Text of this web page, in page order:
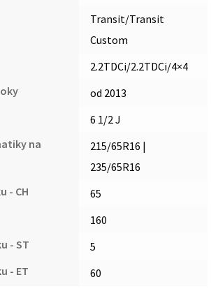
Transit/Transit
Custom
2.2TDCi/2.2TDCi/4×4
od 2013
6 1/2 J
na
215/65R16 |
235/65R16
- CH
65
160
- ST
5
- ET
60